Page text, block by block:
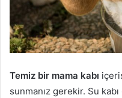
Temiz bir mama kabı
sunmanız gerekir. Su